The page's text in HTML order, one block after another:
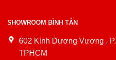
SHOWROOM BÌNH TÂN
602 Kinh Dương Vương ,
TPHCM